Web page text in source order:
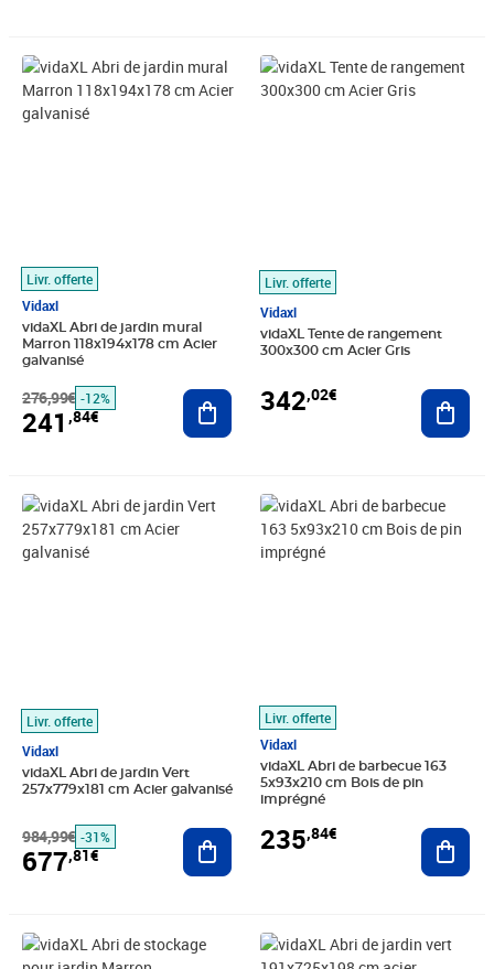
Livr. offerte
Vidaxl
vidaXL Abri de jardin mural
Marron 118x194x178 cm Acier
galvanisé
276,99€
Prix barré 276,99€
-12%
241 ,84€
Prix 241,84€
Ajouter au panier
Livr. offerte
Vidaxl
vidaXL Tente de rangement
300x300 cm Acier Gris
342,02€
Prix 342,02€
Livr. offerte
Vidaxl
vidaXL Abri de jardin Vert
257x779x181 cm Acier galvanisé
984,99€
Prix barré 984,99€
-31%
677,81€
Prix 677,81€
Ajouter au panier
Livr. offerte
Vidaxl
vidaXL Abri de barbecue 163
5x93x210 cm Bois de pin
imprégné
235,84€
Prix 235,84€
Prix barré 299,99€
Prix 239,34€ Prix barré 1080,99€
Prix 864,68€